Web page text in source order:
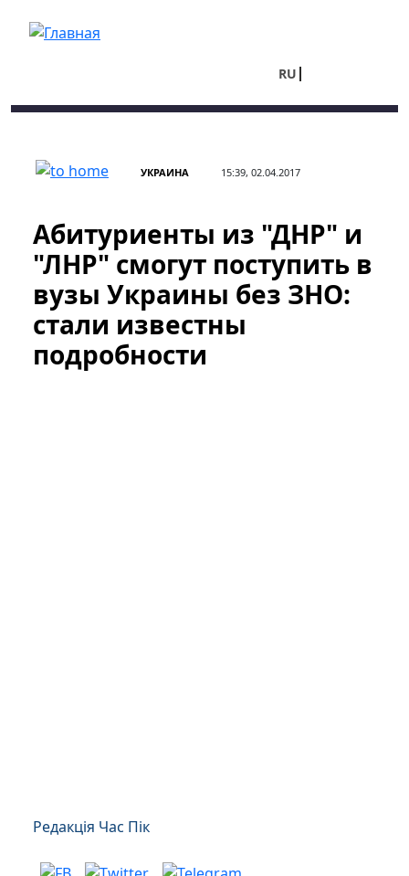
RU
УКРАИНА 15:39, 02.04.2017
Абитуриенты из "ДНР" и
"ЛНР" смогут поступить в
вузы Украины без ЗНО:
стали известны
подробности
Редакція Час Пік